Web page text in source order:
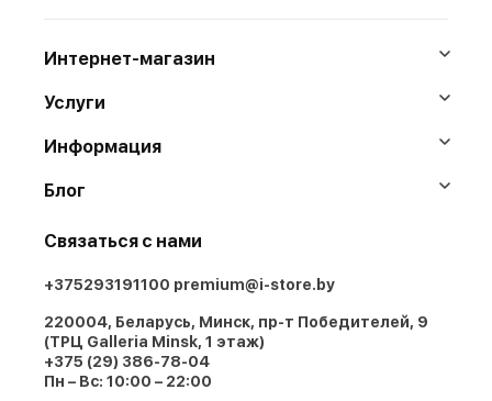
Интернет-магазин
Услуги
Информация
Блог
Связаться с нами
+375293191100 premium@i-store.by
220004, Беларусь, Минск, пр-т Победителей, 9
(ТРЦ Galleria Minsk, 1 этаж)
+375 (29) 386-78-04
Пн – Вс: 10:00 – 22:00